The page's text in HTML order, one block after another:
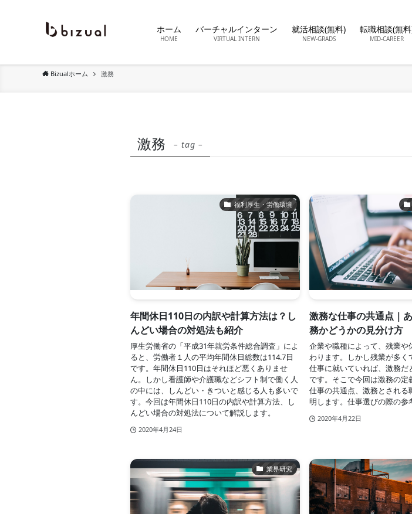
ホーム
HOME
バーチャルインターン
VIRTUAL INTERN
就活相談(無料)
NEW-GRADS
転職相談(無
MID-CAREER
Bizualホーム 激務
激務 – tag –
福利厚生・労働環境
年間休日110日の内訳や計算方法は？し
んどい場合の対処法も紹介
厚生労働省の「平成31年就労条件総合調査」によ
ると、労働者１人の平均年間休日総数は114.7日
です。年間休日110日はそれほど悪くありませ
ん。しかし看護師や介護職などシフト制で働く人
の中には、しんどい・きついと感じる人も多いで
す。今回は年間休日110日の内訳や計算方法、し
んどい場合の対処法について解説します。
2020年4月24日
激務な仕事の共通点｜
務かどうかの見分け方
企業や職種によって、残業や
わります。しかし残業が多く
仕事に就いていれば、激務だ
です。そこで今回は激務の定
仕事の共通点、激務とされる
明します。仕事選びの際の参
2020年4月22日
業界研究